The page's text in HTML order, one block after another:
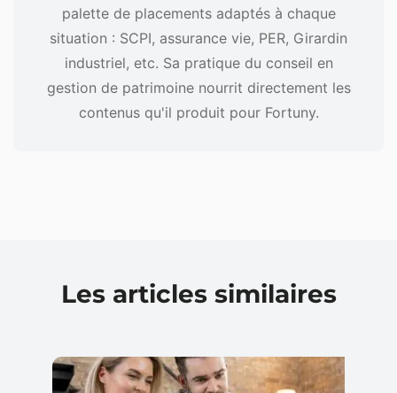
palette de placements adaptés à chaque
situation : SCPI, assurance vie, PER, Girardin
industriel, etc. Sa pratique du conseil en
gestion de patrimoine nourrit directement les
contenus qu'il produit pour Fortuny.
Les articles similaires